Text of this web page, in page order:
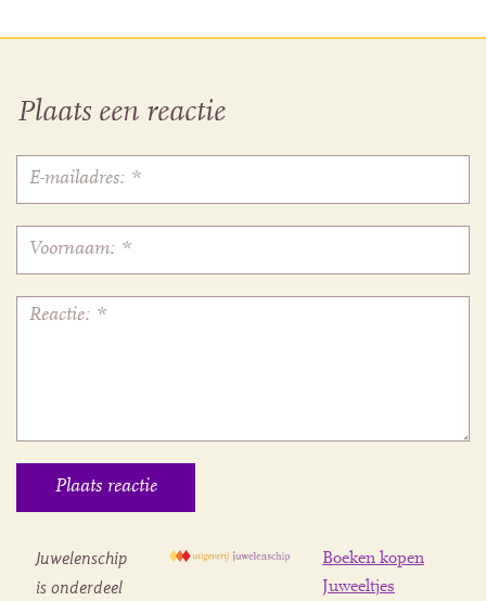
Plaats een reactie
Juwelenschip
is onderdeel
Boeken kopen
Juweeltjes